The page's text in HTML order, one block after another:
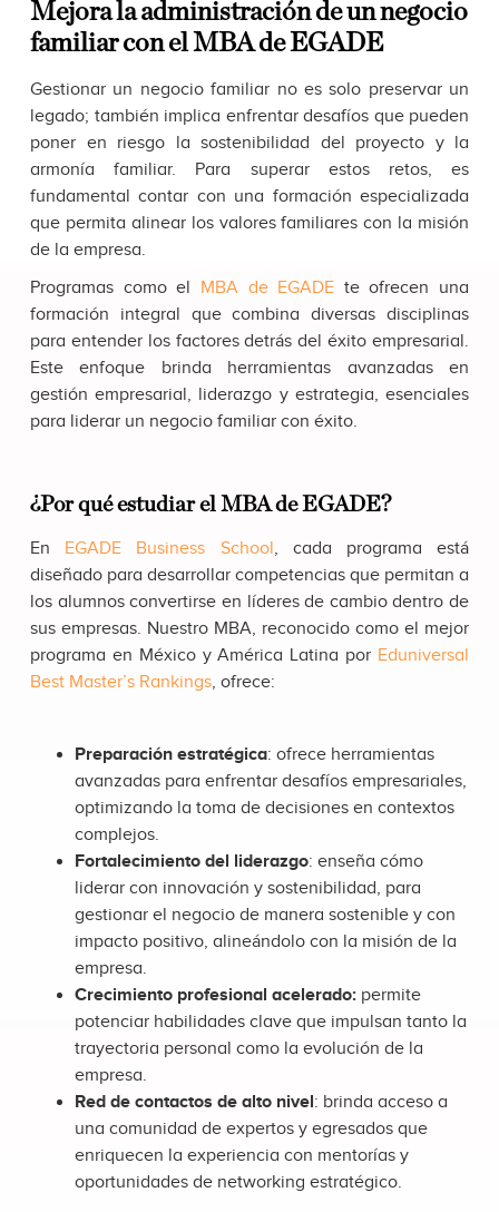
Mejora la administración de un negocio
familiar con el MBA de EGADE
Gestionar un negocio familiar no es solo preservar un
legado; también implica enfrentar desafíos que pueden
poner en riesgo la sostenibilidad del proyecto y la
armonía familiar. Para superar estos retos, es
fundamental contar con una formación especializada
que permita alinear los valores familiares con la misión
de la empresa.
Programas como el MBA de EGADE te ofrecen una
formación integral que combina diversas disciplinas
para entender los factores detrás del éxito empresarial.
Este enfoque brinda herramientas avanzadas en
gestión empresarial, liderazgo y estrategia, esenciales
para liderar un negocio familiar con éxito.
¿Por qué estudiar el MBA de EGADE?
En EGADE Business School, cada programa está
diseñado para desarrollar competencias que permitan a
los alumnos convertirse en líderes de cambio dentro de
sus empresas. Nuestro MBA, reconocido como el mejor
programa en México y América Latina por Eduniversal
Best Master’s Rankings, ofrece:
Preparación estratégica: ofrece herramientas
avanzadas para enfrentar desafíos empresariales,
optimizando la toma de decisiones en contextos
complejos.
Fortalecimiento del liderazgo: enseña cómo
liderar con innovación y sostenibilidad, para
gestionar el negocio de manera sostenible y con
impacto positivo, alineándolo con la misión de la
empresa.
Crecimiento profesional acelerado: permite
potenciar habilidades clave que impulsan tanto la
trayectoria personal como la evolución de la
empresa.
Red de contactos de alto nivel: brinda acceso a
una comunidad de expertos y egresados que
enriquecen la experiencia con mentorías y
oportunidades de networking estratégico.